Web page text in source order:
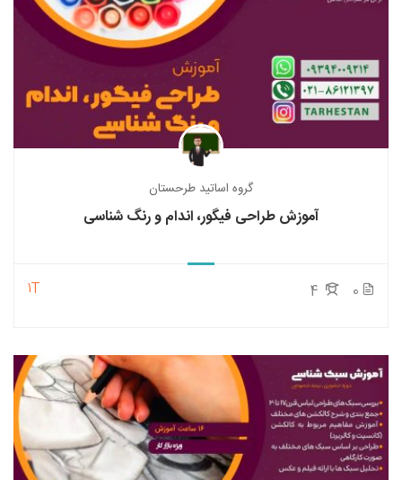
گروه اساتید طرحستان
آموزش طراحی فیگور، اندام و رنگ شناسی
0
1T